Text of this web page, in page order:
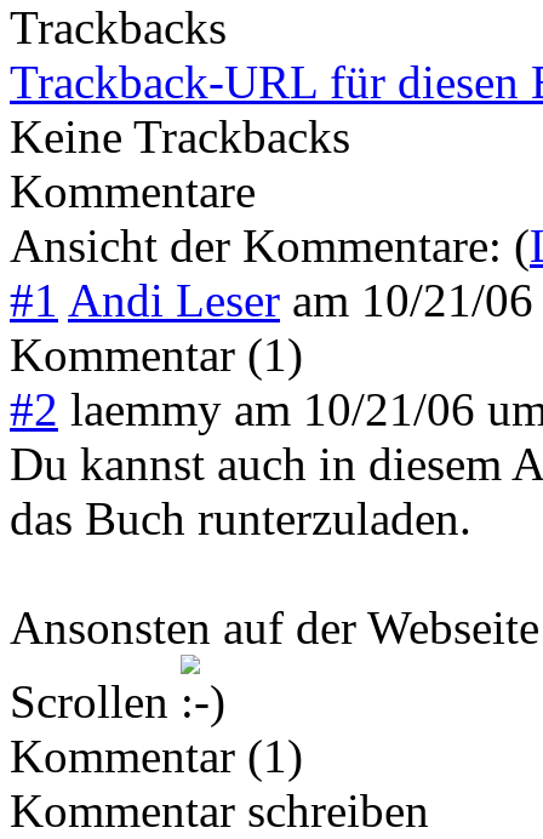
Trackbacks
Trackback-URL für diesen
Keine Trackbacks
Kommentare
Ansicht der Kommentare: (
#1 Andi Leser am 10/21/
Kommentar (1)
#2 laemmy am 10/21/06
Du kannst auch in diesem
das Buch runterzuladen.
Ansonsten auf der
Scrollen
Kommentar (1)
Kommentar schreiben